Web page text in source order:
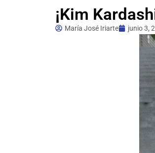
¡Kim
María José Iriarte junio 3,